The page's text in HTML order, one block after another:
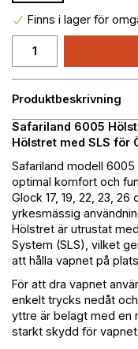
Finns i lager för
Produktbeskrivning
Safariland 6005
Hölstret med SLS för
Safariland modell
optimal komfort och
Glock 17, 19, 22, 23,
yrkesmässig
Hölstret är utrustat
System (SLS), vilket
att hålla vapnet på
För att dra vapnet
enkelt trycks nedåt
yttre är belagt med en
starkt skydd för vapnet.